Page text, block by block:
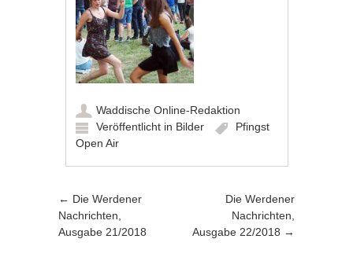
Waddische Online-Redaktion
Veröffentlicht in Bilder
Pfingst
Open Air
Artikel-Navigation
← Die Werdener
Nachrichten,
Ausgabe 21/2018
Die Werdener
Nachrichten,
Ausgabe 22/2018 →